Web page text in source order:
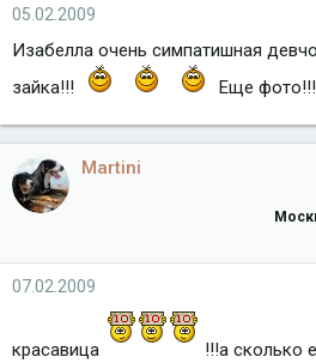
05.02.2009
Изабелла очень симпатишная
зайка!!!
Еще фото!!!
Martini
07.02.2009
красавица !!!а сколько